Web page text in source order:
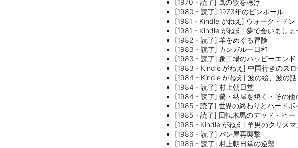
[1970 - 読了] 風の歌を聴け
[1980 - 読了] 1973年のピンボール
[1981 - Kindle がねえ] ウォーク・ドン
[1981 - Kindle がねえ] 夢で会いましょ
[1982 - 読了] 羊をめぐる冒険
[1983 - 読了] カンガルー日和
[1983 - 読了] 象工場のハッピーエンド
[1983 - Kindle がねえ] 中国行きのスロ
[1984 - Kindle がねえ] 波の絵、波の話
[1984 - 読了] 村上朝日堂
[1984 - 読了] 螢・納屋を焼く・その他
[1985 - 読了] 世界の終わりとハードボ
[1985 - 読了] 回転木馬のデッド・ヒー
[1985 - Kindle がねえ] 羊男のクリスマ
[1986 - 読了] パン屋再襲撃
[1986 - 読了] 村上朝日堂の逆襲